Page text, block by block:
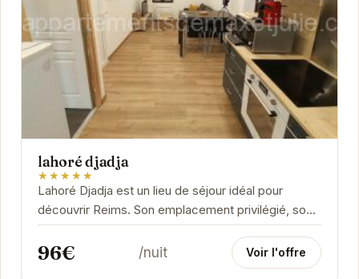
lahoré djadja
★★★★★
Lahoré Djadja est un lieu de séjour idéal pour
découvrir Reims. Son emplacement privilégié, son
atmosphère chaleureuse et ses équipements...
96€ /nuit Voir l'offre